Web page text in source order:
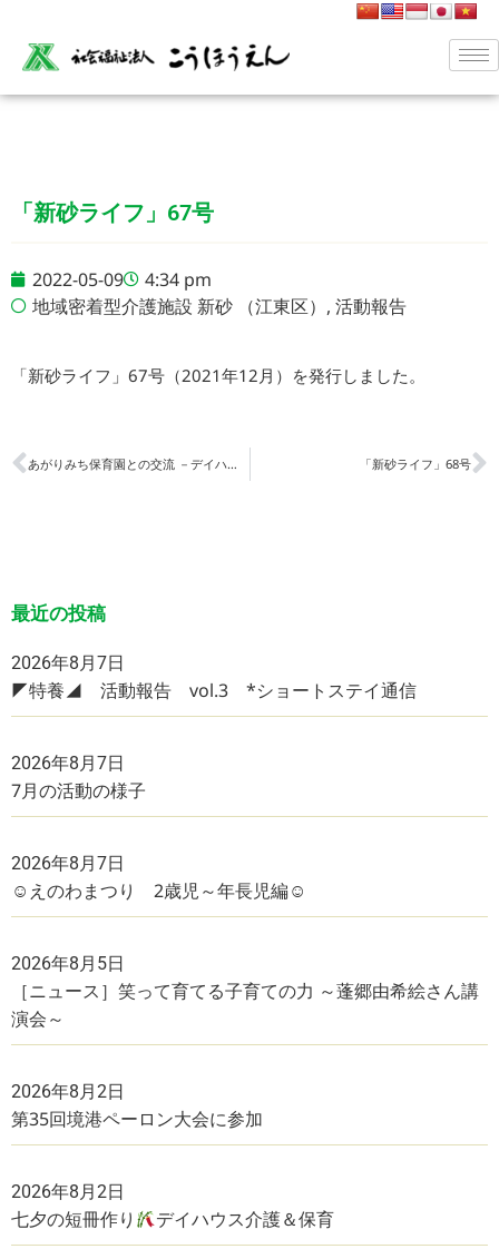
「新砂ライフ」67号
2022-05-09
4:34 pm
地域密着型介護施設 新砂 （江東区） , 活動報告
「新砂ライフ」67号（2021年12月） を発行しました。
あがりみち保育園との交流 －デイハウス・グループホームあがりみち－ 「新砂ライフ」68号
最近の投稿
2026年8月7日
◤特養◢ 活動報告 vol.3 *ショートステイ通信
2026年8月7日
7月の活動の様子
2026年8月7日
☺えのわまつり 2歳児～年長児編☺
2026年8月5日
［ニュース］笑って育てる子育ての力 ～蓬郷由希絵さん講
演会～
2026年8月2日
第35回境港ペーロン大会に参加
2026年8月2日
七夕の短冊作り デイハウス介護＆保育